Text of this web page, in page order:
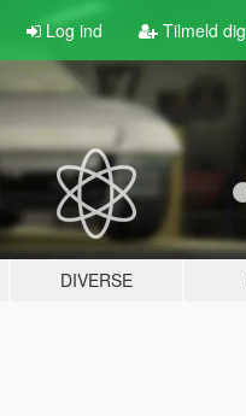
Log ind Tilmeld dig
DIVERSE